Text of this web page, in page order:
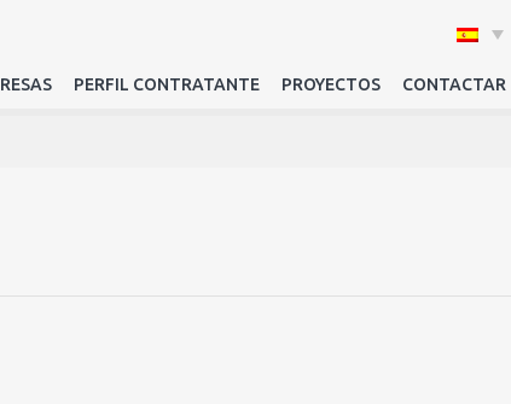
PERFIL CONTRATANTE PROYECTOS CONTACTAR